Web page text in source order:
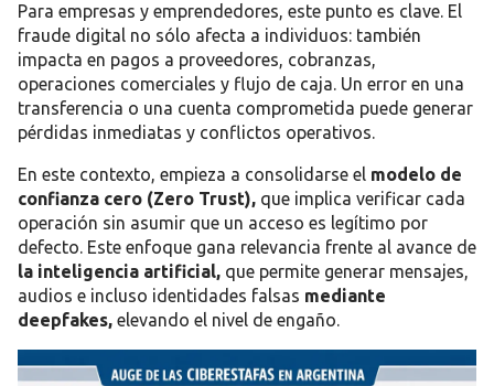
Para empresas y emprendedores, este punto es clave. El
fraude digital no sólo afecta a individuos: también
impacta en pagos a proveedores, cobranzas,
operaciones comerciales y flujo de caja. Un error en una
transferencia o una cuenta comprometida puede generar
pérdidas inmediatas y conflictos operativos.
En este contexto, empieza a consolidarse el modelo de
confianza cero (Zero Trust), que implica verificar cada
operación sin asumir que un acceso es legítimo por
defecto. Este enfoque gana relevancia frente al avance de
la inteligencia artificial, que permite generar mensajes,
audios e incluso identidades falsas mediante
deepfakes, elevando el nivel de engaño.